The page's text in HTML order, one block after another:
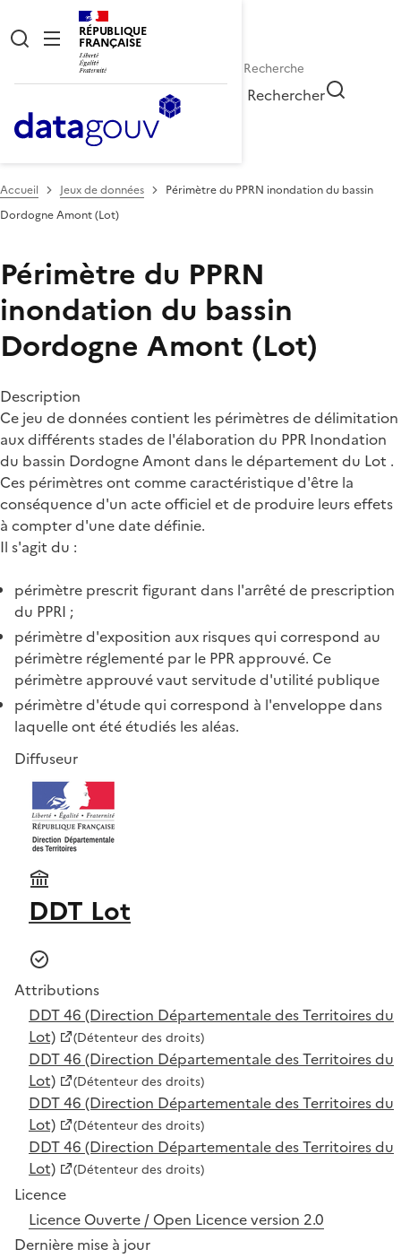
RÉPUBLIQUE
FRANÇAISE
Rechercher
Accueil Jeux de données
Périmètre du PPRN inondation du bassin
Dordogne Amont (Lot)
Périmètre du PPRN
inondation du bassin
Dordogne Amont (Lot)
Description
Ce jeu de données contient les périmètres de délimitation
aux différents stades de l'élaboration du PPR Inondation
du bassin Dordogne Amont dans le département du Lot .
Ces périmètres ont comme caractéristique d'être la
conséquence d'un acte officiel et de produire leurs effets
à compter d'une date définie.
Il s'agit du :
périmètre prescrit figurant dans l'arrêté de prescription
du PPRI ;
périmètre d'exposition aux risques qui correspond au
périmètre réglementé par le PPR approuvé. Ce
périmètre approuvé vaut servitude d'utilité publique
périmètre d'étude qui correspond à l'enveloppe dans
laquelle ont été étudiés les aléas.
Diffuseur
DDT Lot
Attributions
DDT 46 (Direction Départementale des Territoires du
Lot)
(Détenteur des droits)
DDT 46 (Direction Départementale des Territoires du
Lot)
(Détenteur des droits)
DDT 46 (Direction Départementale des Territoires du
Lot)
(Détenteur des droits)
DDT 46 (Direction Départementale des Territoires du
Lot)
(Détenteur des droits)
Licence
Licence Ouverte / Open Licence version 2.0
Dernière mise à jour